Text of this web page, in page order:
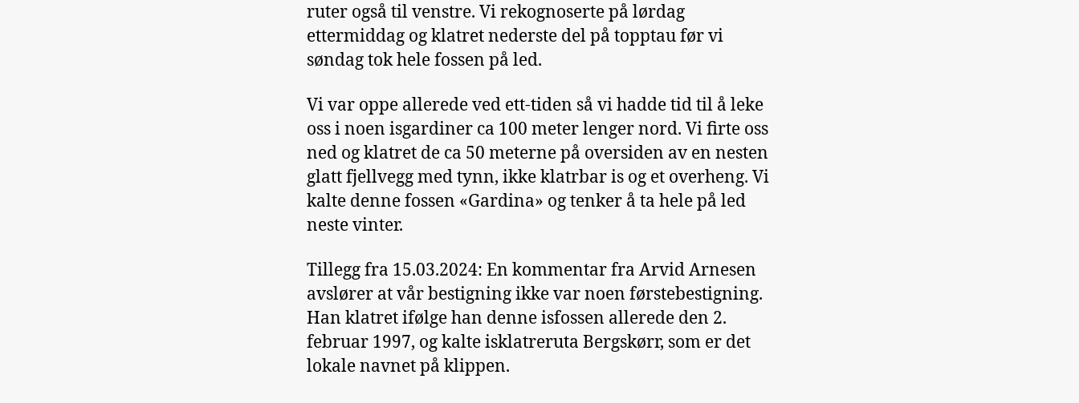
ruter også til venstre. Vi rekognoserte på lørdag
ettermiddag og klatret nederste del på topptau før vi
søndag tok hele fossen på led.
Vi var oppe allerede ved ett-tiden så vi hadde tid til å leke
oss i noen isgardiner ca 100 meter lenger nord. Vi firte oss
ned og klatret de ca 50 meterne på oversiden av en nesten
glatt fjellvegg med tynn, ikke klatrbar is og et overheng. Vi
kalte denne fossen «Gardina» og tenker å ta hele på led
neste vinter.
Tillegg fra 15.03.2024: En kommentar fra Arvid Arnesen
avslører at vår bestigning ikke var noen førstebestigning.
Han klatret ifølge han denne isfossen allerede den 2.
februar 1997, og kalte isklatreruta Bergskørr, som er det
lokale navnet på klippen.